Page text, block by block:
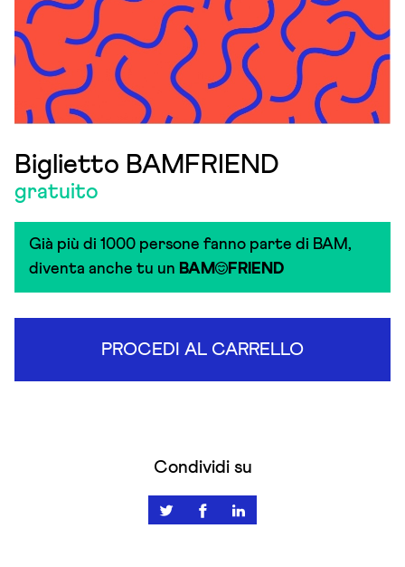
Biglietto BAMFRIEND
gratuito
Già più di 1000 persone fanno parte di BAM,
diventa anche tu un BAM FRIEND
PROCEDI AL CARRELLO
Condividi su